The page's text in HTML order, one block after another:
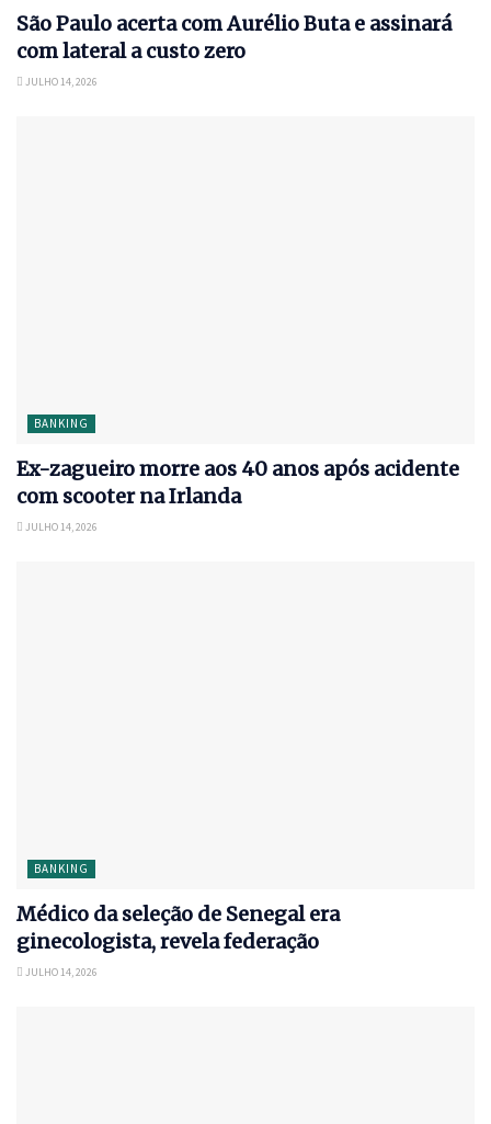
São Paulo acerta com Aurélio Buta e assinará
com lateral a custo zero
JULHO 14, 2026
BANKING
Ex-zagueiro morre aos 40 anos após acidente
com scooter na Irlanda
JULHO 14, 2026
BANKING
Médico da seleção de Senegal era
ginecologista, revela federação
JULHO 14, 2026